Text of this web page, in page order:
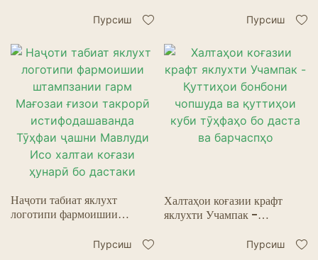
нуқтаҳои полкаи сиёҳ бо
Пурсиш
қуфлдор, халтаҳои коғазии
халтаҳои қаҳва
Пурсиш
Наҷоти табиат яклухт
логотипи фармоишии
Пурсиш
Халтаҳои коғазии крафт
яклухти Учампак -
ва қуттиҳои куби тӯҳфаҳо бо
Пурсиш